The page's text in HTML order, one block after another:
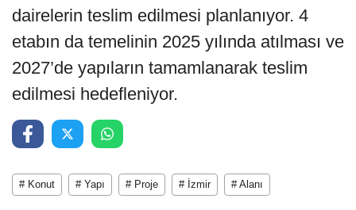
dairelerin teslim edilmesi planlanıyor. 4
etabın da temelinin 2025 yılında atılması ve
2027’de yapıların tamamlanarak teslim
edilmesi hedefleniyor.
# Konut # Yapı # Proje # İzmir # Alanı